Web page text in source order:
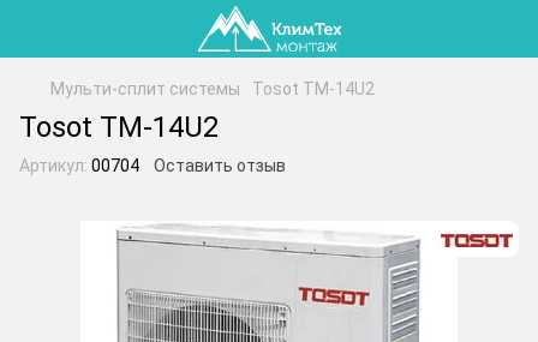
Мульти-сплит системы Tosot TM-14U2
Tosot TM-14U2
Артикул: 00704 Оставить отзыв